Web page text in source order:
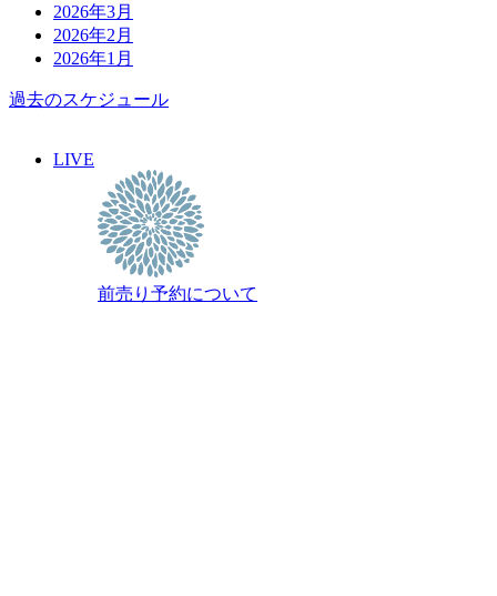
2026年3月
2026年2月
2026年1月
過去のスケジュール
LIVE
前売り予約について